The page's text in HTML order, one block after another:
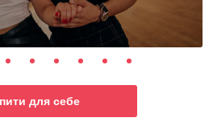
для себе